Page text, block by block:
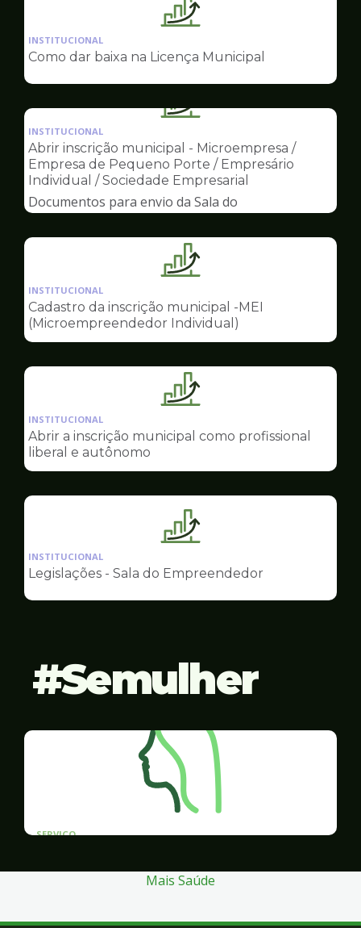
Ilustração
pagina
Sala
do
INSTITUCIONAL
Como dar baixa na Licença Municipal
Ilustração
pagina
de
Sala
do
Empreendedor
INSTITUCIONAL
Abrir inscrição municipal - Microempresa /
Empresa de Pequeno Porte / Empresário
Individual / Sociedade Empresarial
Documentos para envio da Sala do
Ilustração
pagina
de
Sala
Empreendedor
INSTITUCIONAL
Cadastro da inscrição municipal -MEI
(Microempreendedor Individual)
Ilustração
pagina
Sala
INSTITUCIONAL
Abrir a inscrição municipal como profissional
liberal e autônomo
Ilustração
pagina
Sala
INSTITUCIONAL
Legislações - Sala do Empreendedor
Semulher
SERVICO
Mais Saúde